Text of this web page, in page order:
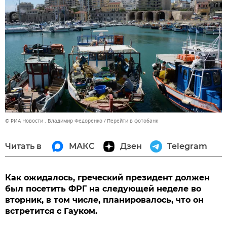
© РИА Новости . Владимир Федоренко Перейти в фотобанк
Читать в МАКС Дзен Telegram
Как ожидалось, греческий президент должен
был посетить ФРГ на следующей неделе во
вторник, в том числе, планировалось, что он
встретится с Гауком.